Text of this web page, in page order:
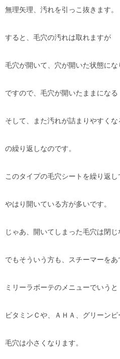
無理矢理、汚れを引っこ抜きます。
すると、毛穴の汚れは取れますが
毛穴が開いて、穴が開いた状態にな
ですので、毛穴が開いたままになる
そして、また汚れが詰まりやすくな
の繰り返しなのです。
このタイプの毛穴シートを繰り返
やはり開いている方が多いです。
じゃあ、開いてしまった毛穴は閉じ
でもそういう方も、スチーマーをあ
ミリーラボーテのメニューでいうと
ビタミンＣや、ＡＨＡ、グリーンピ
毛穴は小さくなります。